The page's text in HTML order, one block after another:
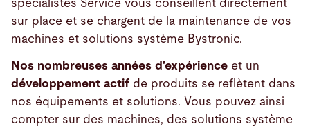
spécialistes Service vous conseillent directement
sur place et se chargent de la maintenance de vos
machines et solutions système Bystronic.
Nos nombreuses années d'expérience et un
développement actif de produits se reflètent dans
nos équipements et solutions. Vous pouvez ainsi
compter sur des machines, des solutions système